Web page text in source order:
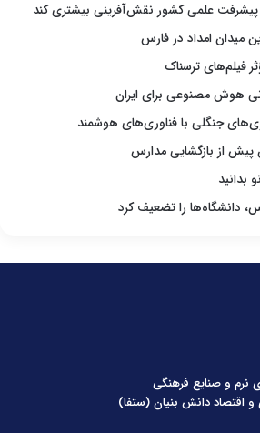
علمی کشور نقش‌آفرینی بیشتری کند
میدان امداد در فارس
فیلم‌های ترسناک
جنگلی با فناوری‌های هوشمند
بدانید
دانشگاه‌ها را تضعیف کرد
نرم و صنایع فرهنگی
اقتصاد دانش بنیان (ستفا)